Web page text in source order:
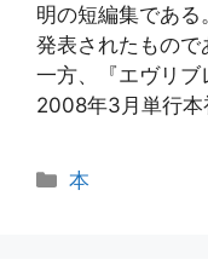
明の短編集であ
発表されたもので
一方、『エヴリブ
2008年3月単行
カ
本